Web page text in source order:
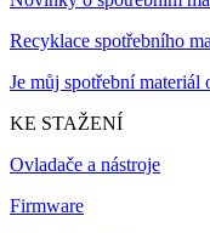
Recyklace spotřebního
Je můj spotřební
KE STAŽENÍ
Ovladače a nástroje
Firmware